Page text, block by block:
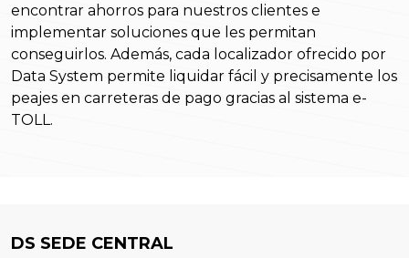
encontrar ahorros para nuestros clientes e
implementar soluciones que les permitan
conseguirlos. Además, cada localizador ofrecido por
Data System permite liquidar fácil y precisamente los
peajes en carreteras de pago gracias al sistema e-
TOLL.
DS SEDE CENTRAL